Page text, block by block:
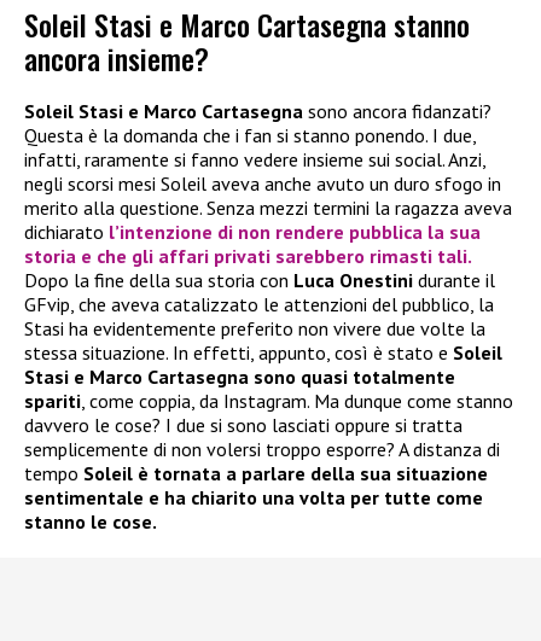
Soleil Stasi e Marco Cartasegna stanno
ancora insieme?
Soleil Stasi e Marco Cartasegna sono ancora fidanzati?
Questa è la domanda che i fan si stanno ponendo. I due,
infatti, raramente si fanno vedere insieme sui social. Anzi,
negli scorsi mesi Soleil aveva anche avuto un duro sfogo in
merito alla questione. Senza mezzi termini la ragazza aveva
dichiarato l’intenzione di non rendere pubblica la sua
storia e che gli affari privati sarebbero rimasti tali.
Dopo la fine della sua storia con Luca Onestini durante il
GFvip, che aveva catalizzato le attenzioni del pubblico, la
Stasi ha evidentemente preferito non vivere due volte la
stessa situazione. In effetti, appunto, così è stato e Soleil
Stasi e Marco Cartasegna sono quasi totalmente
spariti, come coppia, da Instagram. Ma dunque come stanno
davvero le cose? I due si sono lasciati oppure si tratta
semplicemente di non volersi troppo esporre? A distanza di
tempo Soleil è tornata a parlare della sua situazione
sentimentale e ha chiarito una volta per tutte come
stanno le cose.